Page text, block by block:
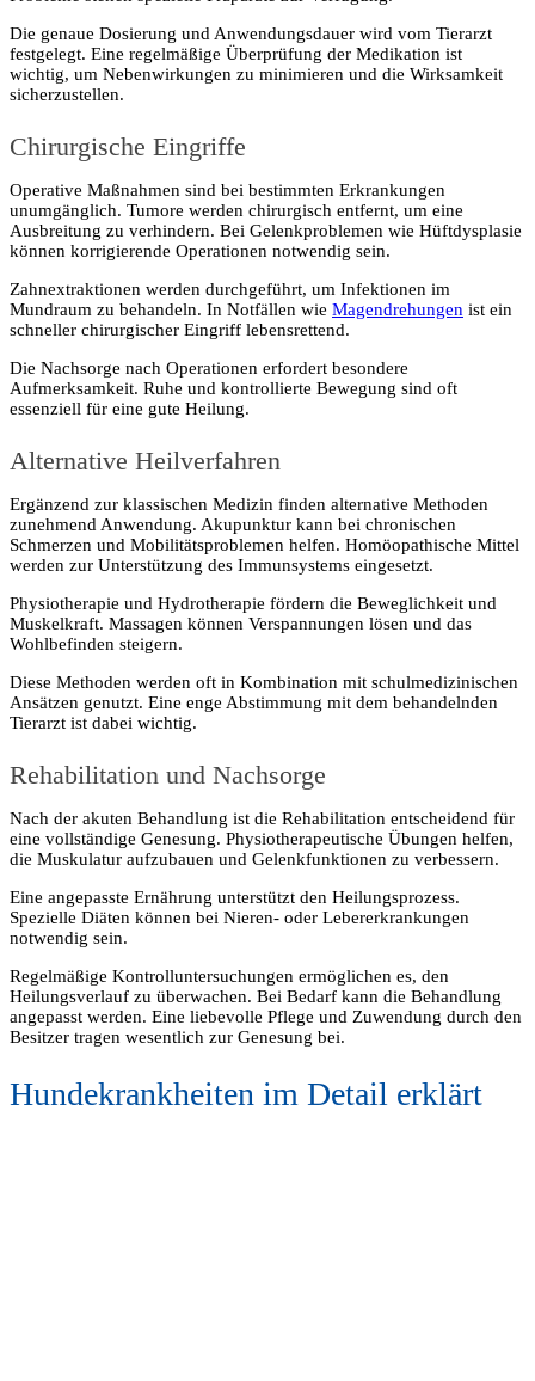
Die genaue Dosierung und Anwendungsdauer wird vom Tierarzt
festgelegt. Eine regelmäßige Überprüfung der Medikation ist
wichtig, um Nebenwirkungen zu minimieren und die Wirksamkeit
sicherzustellen.
Chirurgische Eingriffe
Operative Maßnahmen sind bei bestimmten Erkrankungen
unumgänglich. Tumore werden chirurgisch entfernt, um eine
Ausbreitung zu verhindern. Bei Gelenkproblemen wie Hüftdysplasie
können korrigierende Operationen notwendig sein.
Zahnextraktionen werden durchgeführt, um Infektionen im
Mundraum zu behandeln. In Notfällen wie Magendrehungen ist ein
schneller chirurgischer Eingriff lebensrettend.
Die Nachsorge nach Operationen erfordert besondere
Aufmerksamkeit. Ruhe und kontrollierte Bewegung sind oft
essenziell für eine gute Heilung.
Alternative Heilverfahren
Ergänzend zur klassischen Medizin finden alternative Methoden
zunehmend Anwendung. Akupunktur kann bei chronischen
Schmerzen und Mobilitätsproblemen helfen. Homöopathische Mittel
werden zur Unterstützung des Immunsystems eingesetzt.
Physiotherapie und Hydrotherapie fördern die Beweglichkeit und
Muskelkraft. Massagen können Verspannungen lösen und das
Wohlbefinden steigern.
Diese Methoden werden oft in Kombination mit schulmedizinischen
Ansätzen genutzt. Eine enge Abstimmung mit dem behandelnden
Tierarzt ist dabei wichtig.
Rehabilitation und Nachsorge
Nach der akuten Behandlung ist die Rehabilitation entscheidend für
eine vollständige Genesung. Physiotherapeutische Übungen helfen,
die Muskulatur aufzubauen und Gelenkfunktionen zu verbessern.
Eine angepasste Ernährung unterstützt den Heilungsprozess.
Spezielle Diäten können bei Nieren- oder Lebererkrankungen
notwendig sein.
Regelmäßige Kontrolluntersuchungen ermöglichen es, den
Heilungsverlauf zu überwachen. Bei Bedarf kann die Behandlung
angepasst werden. Eine liebevolle Pflege und Zuwendung durch den
Besitzer tragen wesentlich zur Genesung bei.
Hundekrankheiten im Detail erklärt